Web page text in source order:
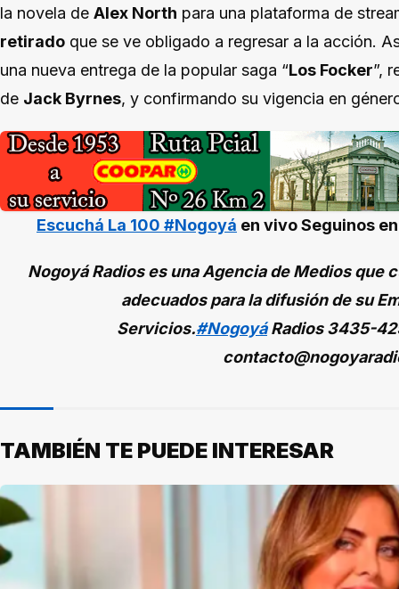
la novela de Alex North para una plataforma de
retirado que se ve obligado a regresar a la acción.
una nueva entrega de la popular saga “Los Focker”,
de Jack Byrnes, y confirmando su vigencia en
Escuchá La 100 #Nogoyá en vivoSeguinos
Nogoyá Radios es una Agencia de Medios
adecuados para la difusión de su
Servicios.#NogoyáRadios3435-
TAMBIÉN TE PUEDE INTERESAR